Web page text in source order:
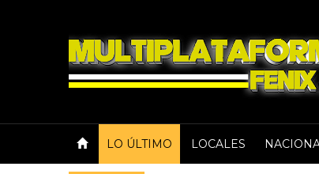
LO ÚLTIMO LOCALES